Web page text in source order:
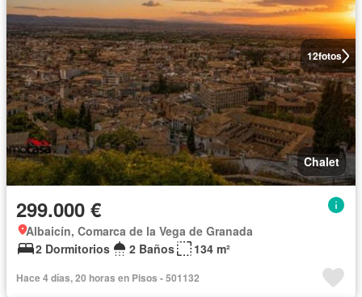
12fotos
Chalet
299.000 €
Albaicín, Comarca de la Vega de Granada
2 Dormitorios
2 Baños 134 m²
Hace 4 días, 20 horas en Pisos - 501132